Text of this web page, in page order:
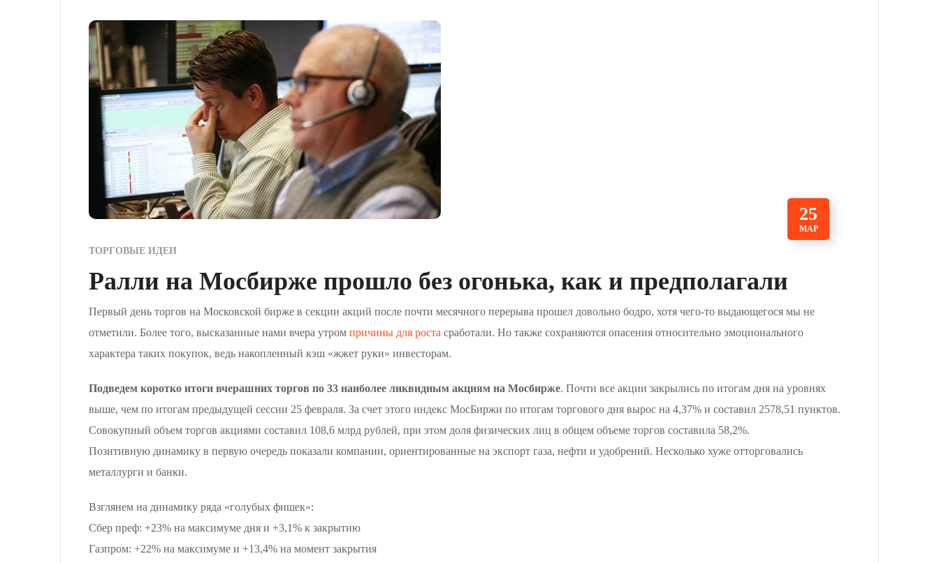
25
МАР
ТОРГОВЫЕ ИДЕИ
Ралли на Мосбирже прошло без огонька, как и предполагали
Первый день торгов на Московской бирже в секции акций после почти месячного перерыва прошел довольно бодро, хотя чего-то выдающегося мы не
отметили. Более того, высказанные нами вчера утром причины для роста сработали. Но также сохраняются опасения относительно эмоционального
характера таких покупок, ведь накопленный кэш «жжет руки» инвесторам.
Подведем коротко итоги вчерашних торгов по 33 наиболее ликвидным акциям на Мосбирже. Почти все акции закрылись по итогам дня на уровнях
выше, чем по итогам предыдущей сессии 25 февраля. За счет этого индекс МосБиржи по итогам торгового дня вырос на 4,37% и составил 2578,51 пунктов.
Совокупный объем торгов акциями составил 108,6 млрд рублей, при этом доля физических лиц в общем объеме торгов составила 58,2%.
Позитивную динамику в первую очередь показали компании, ориентированные на экспорт газа, нефти и удобрений. Несколько хуже отторговались
металлурги и банки.
Взглянем на динамику ряда «голубых фишек»:
Сбер преф: +23% на максимуме дня и +3,1% к закрытию
Газпром: +22% на максимуме и +13,4% на момент закрытия